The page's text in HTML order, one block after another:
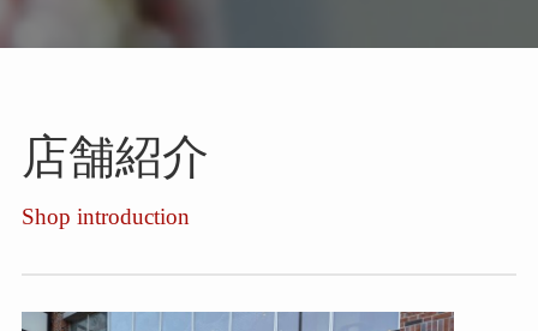
店舗紹介
Shop introduction